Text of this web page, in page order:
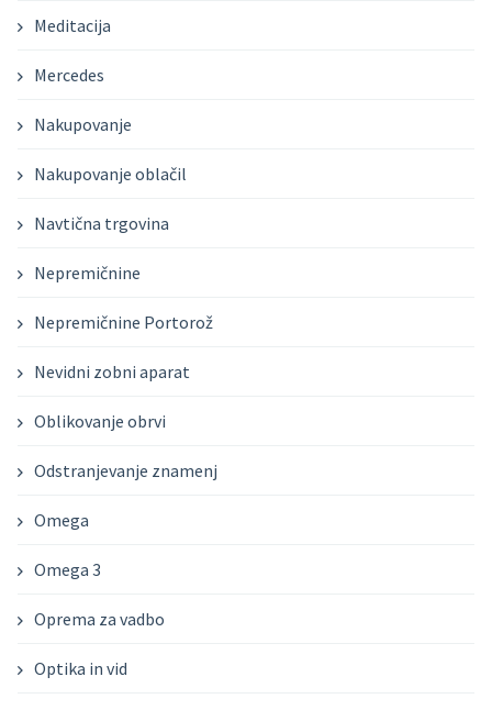
Meditacija
Mercedes
Nakupovanje
Nakupovanje oblačil
Navtična trgovina
Nepremičnine
Nepremičnine Portorož
Nevidni zobni aparat
Oblikovanje obrvi
Odstranjevanje znamenj
Omega
Omega 3
Oprema za vadbo
Optika in vid